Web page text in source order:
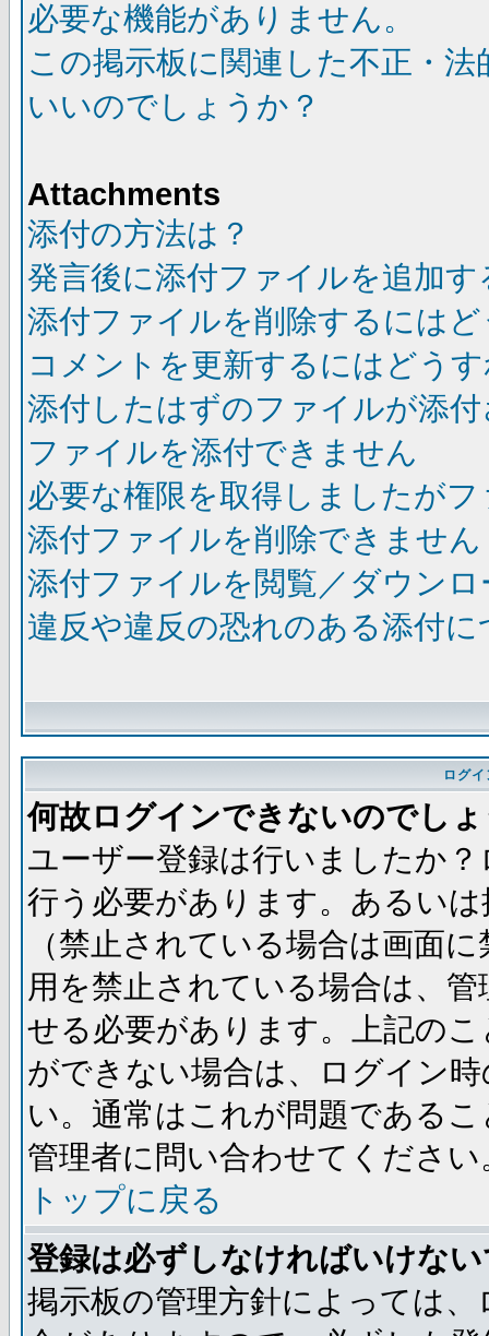
必要な機能がありません。
この掲示板に関連した不正・
いいのでしょうか？
Attachments
添付の方法は？
発言後に添付ファイルを追加
添付ファイルを削除するには
コメントを更新するにはどう
添付したはずのファイルが添
ファイルを添付できません
必要な権限を取得しましたが
添付ファイルを削除できません
添付ファイルを閲覧／ダウン
違反や違反の恐れのある添付
ログ
何故ログインできないのでし
ユーザー登録は行いましたか
行う必要があります。あるい
（禁止されている場合は画面
用を禁止されている場合は、
せる必要があります。上記の
ができない場合は、ログイン
い。通常はこれが問題である
管理者に問い合わせてください
トップに戻る
登録は必ずしなければいけな
掲示板の管理方針によっては